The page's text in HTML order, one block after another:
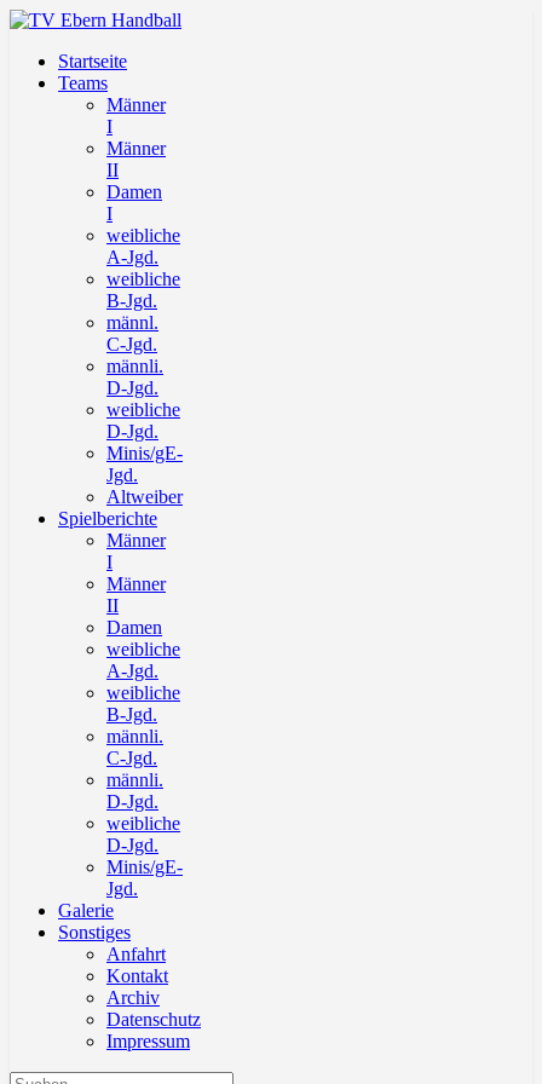
Startseite
Teams
Männer
I
Männer
II
Damen
I
weibliche
A-Jgd.
weibliche
B-Jgd.
männl.
C-Jgd.
männli.
D-Jgd.
weibliche
D-Jgd.
Minis/gE-
Jgd.
Altweiber
Spielberichte
Männer
I
Männer
II
Damen
weibliche
A-Jgd.
weibliche
B-Jgd.
männli.
C-Jgd.
männli.
D-Jgd.
weibliche
D-Jgd.
Minis/gE-
Jgd.
Galerie
Sonstiges
Anfahrt
Kontakt
Archiv
Datenschutz
Impressum